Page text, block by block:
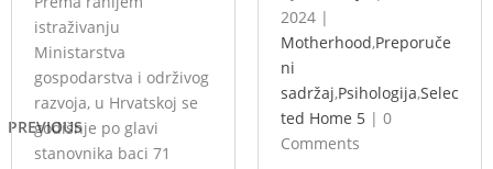
PREVIOUS
istraživanju
Ministarstva
gospodarstva i održivog
razvoja, u Hrvatskoj se
godišnje po glavi
stanovnika baci 71
2024 |
Motherhood,Preporuče
ni
sadržaj,Psihologija,Selec
ted Home 5 | 0
Comments